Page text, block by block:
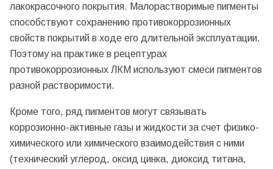
лакокрасочного покрытия. Малорастворимые пигменты
способствуют сохранению противокоррозионных
свойств покрытий в ходе его длительной эксплуатации.
Поэтому на практике в рецептурах
противокоррозионных ЛКМ используют смеси пигментов
разной растворимости.
Кроме того, ряд пигментов могут связывать
коррозионно-активные газы и жидкости за счет физико-
химического или химического взаимодействия с ними
(технический углерод, оксид цинка, диоксид титана,